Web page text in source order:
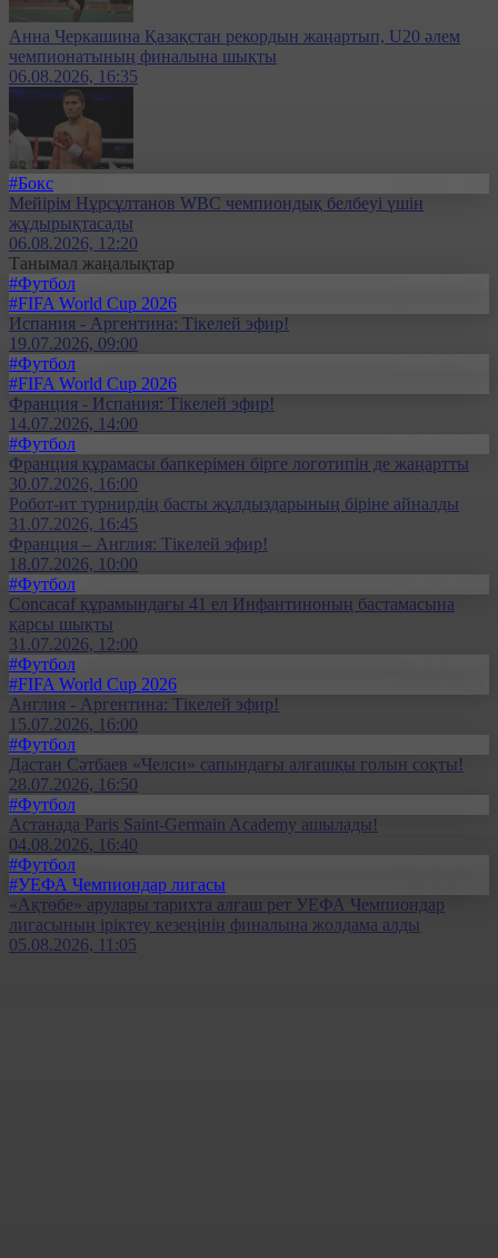
Анна Черкашина Қазақстан рекордын жаңартып, U20 әлем
чемпионатының финалына шықты
06.08.2026, 16:35
#Бокс
Мейірім Нұрсұлтанов WBC чемпиондық белбеуі үшін
жұдырықтасады
06.08.2026, 12:20
Танымал жаңалықтар
#Футбол
#FIFA World Cup 2026
Испания - Аргентина: Тікелей эфир!
19.07.2026, 09:00
#Футбол
#FIFA World Cup 2026
Франция - Испания: Тікелей эфир!
14.07.2026, 14:00
#Футбол
Франция құрамасы бапкерімен бірге логотипін де жаңартты
30.07.2026, 16:00
Робот-ит турнирдің басты жұлдыздарының біріне айналды
31.07.2026, 16:45
Франция – Англия: Тікелей эфир!
18.07.2026, 10:00
#Футбол
Concacaf құрамындағы 41 ел Инфантиноның бастамасына
қарсы шықты
31.07.2026, 12:00
#Футбол
#FIFA World Cup 2026
Англия - Аргентина: Тікелей эфир!
15.07.2026, 16:00
#Футбол
Дастан Сәтбаев «Челси» сапындағы алғашқы голын соқты!
28.07.2026, 16:50
#Футбол
Астанада Paris Saint-Germain Academy ашылады!
04.08.2026, 16:40
#Футбол
#УЕФА Чемпиондар лигасы
«Ақтөбе» арулары тарихта алғаш рет УЕФА Чемпиондар
лигасының іріктеу кезеңінің финалына жолдама алды
05.08.2026, 11:05